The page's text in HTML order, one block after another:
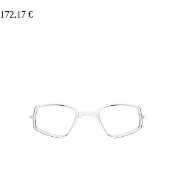
172,17 €